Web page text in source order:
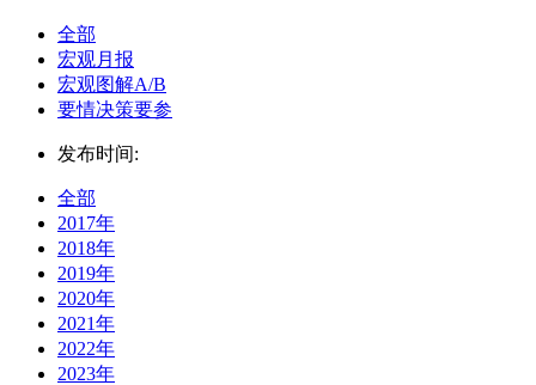
全部
宏观月报
宏观图解A/B
要情决策要参
发布时间:
全部
2017年
2018年
2019年
2020年
2021年
2022年
2023年